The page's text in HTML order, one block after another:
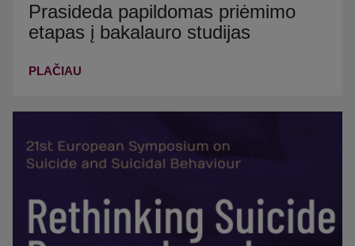
Prasideda papildomas priėmimo
etapas į bakalauro studijas
PLAČIAU